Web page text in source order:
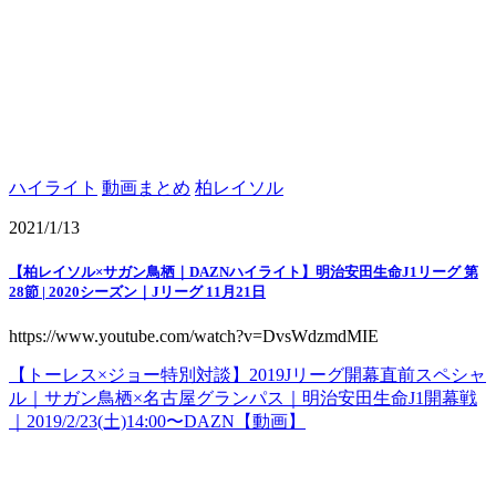
ハイライト 動画まとめ 柏レイソル
2021/1/13
【柏レイソル×サガン鳥栖｜DAZNハイライト】明治安田生命J1リーグ 第
28節 | 2020シーズン｜Jリーグ 11月21日
https://www.youtube.com/watch?v=DvsWdzmdMIE
【トーレス×ジョー特別対談】2019Jリーグ開幕直前スペシャ
ル｜サガン鳥栖×名古屋グランパス｜明治安田生命J1開幕戦
｜2019/2/23(土)14:00〜DAZN【動画】